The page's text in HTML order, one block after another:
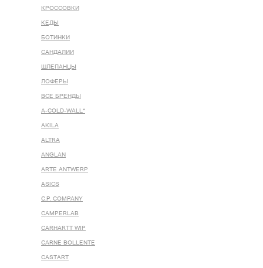
КРОССОВКИ
КЕДЫ
БОТИНКИ
САНДАЛИИ
ШЛЕПАНЦЫ
ЛОФЕРЫ
ВСЕ БРЕНДЫ
A-COLD-WALL*
AKILA
ALTRA
ANGLAN
ARTE ANTWERP
ASICS
C.P. COMPANY
CAMPERLAB
CARHARTT WIP
CARNE BOLLENTE
CASTART